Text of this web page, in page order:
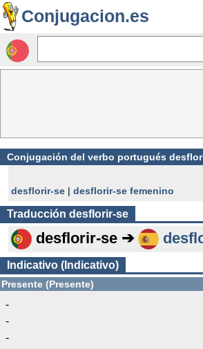
Conjugacion.es
Conjugación del verbo portugués
desflorir-se | desflorir-se femenino
Traducción desflorir-se
desflorir-se ➔
Indicativo (Indicativo)
Presente (Presente)
-
-
-